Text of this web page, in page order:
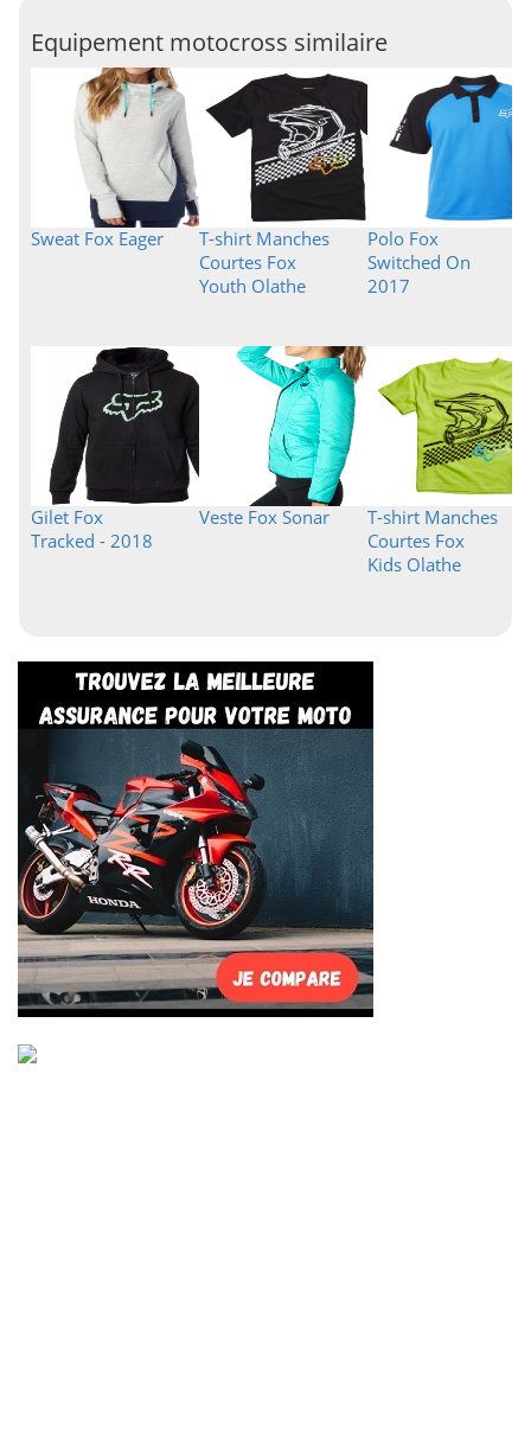
Equipement motocross similaire
Sweat Fox Eager
T-shirt Manches
Courtes Fox
Youth Olathe
Polo Fox
Switched On
2017
Gilet Fox
Tracked - 2018
Veste Fox Sonar
T-shirt Manches
Courtes Fox
Kids Olathe